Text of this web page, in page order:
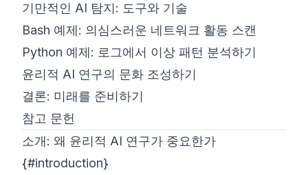
기만적인 AI 탐지: 도구와 기술
Bash 예제: 의심스러운 네트워크 활동 스캔
Python 예제: 로그에서 이상 패턴 분석하기
윤리적 AI 연구의 문화 조성하기
결론: 미래를 준비하기
참고 문헌
소개: 왜 윤리적 AI 연구가 중요한가
{#introduction}